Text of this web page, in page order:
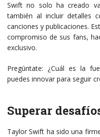
Swift no solo ha creado
también al incluir detalles
canciones y publicaciones.
compromiso de sus fans,
exclusivo.
Pregúntate: ¿Cuál es la
puedes innovar para seguir
Superar
Taylor Swift ha sido una